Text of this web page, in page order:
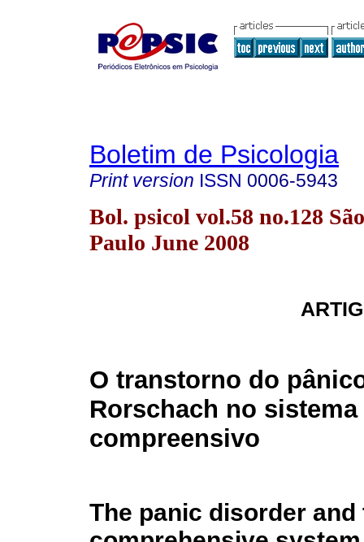
Boletim de Psicologia
Print version ISSN 0006-5943
Bol. psicol vol.58 no.128 São
Paulo June 2008
O transtorno do
Rorschach no sistema
compreensivo
The panic disorder